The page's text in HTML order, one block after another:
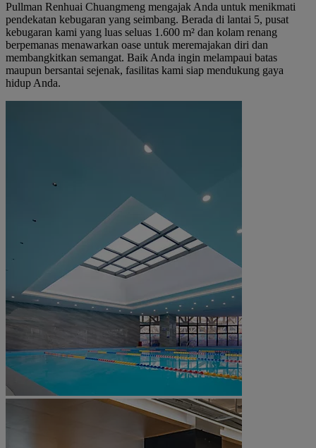
Pullman Renhuai Chuangmeng mengajak Anda untuk menikmati
pendekatan kebugaran yang seimbang. Berada di lantai 5, pusat
kebugaran kami yang luas seluas 1.600 m² dan kolam renang
berpemanas menawarkan oase untuk meremajakan diri dan
membangkitkan semangat. Baik Anda ingin melampaui batas
maupun bersantai sejenak, fasilitas kami siap mendukung gaya
hidup Anda.